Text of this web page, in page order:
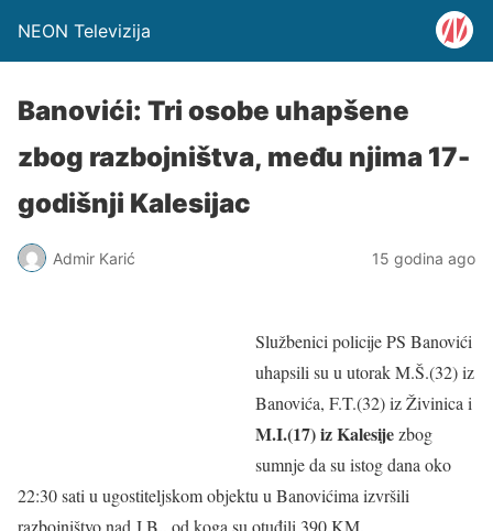
NEON Televizija
Banovići: Tri osobe uhapšene
zbog razbojništva, među njima 17-
godišnji Kalesijac
Admir Karić 15 godina ago
Službenici policije PS Banovići
uhapsili su u utorak M.Š.(32) iz
Banovića, F.T.(32) iz Živinica i
M.I.(17) iz Kalesijezbog
sumnje da su istog dana oko
22:30 sati u ugostiteljskom objektu u Banovićima izvršili
razbojništvo nad J.B., od koga su otuđili 390 KM.